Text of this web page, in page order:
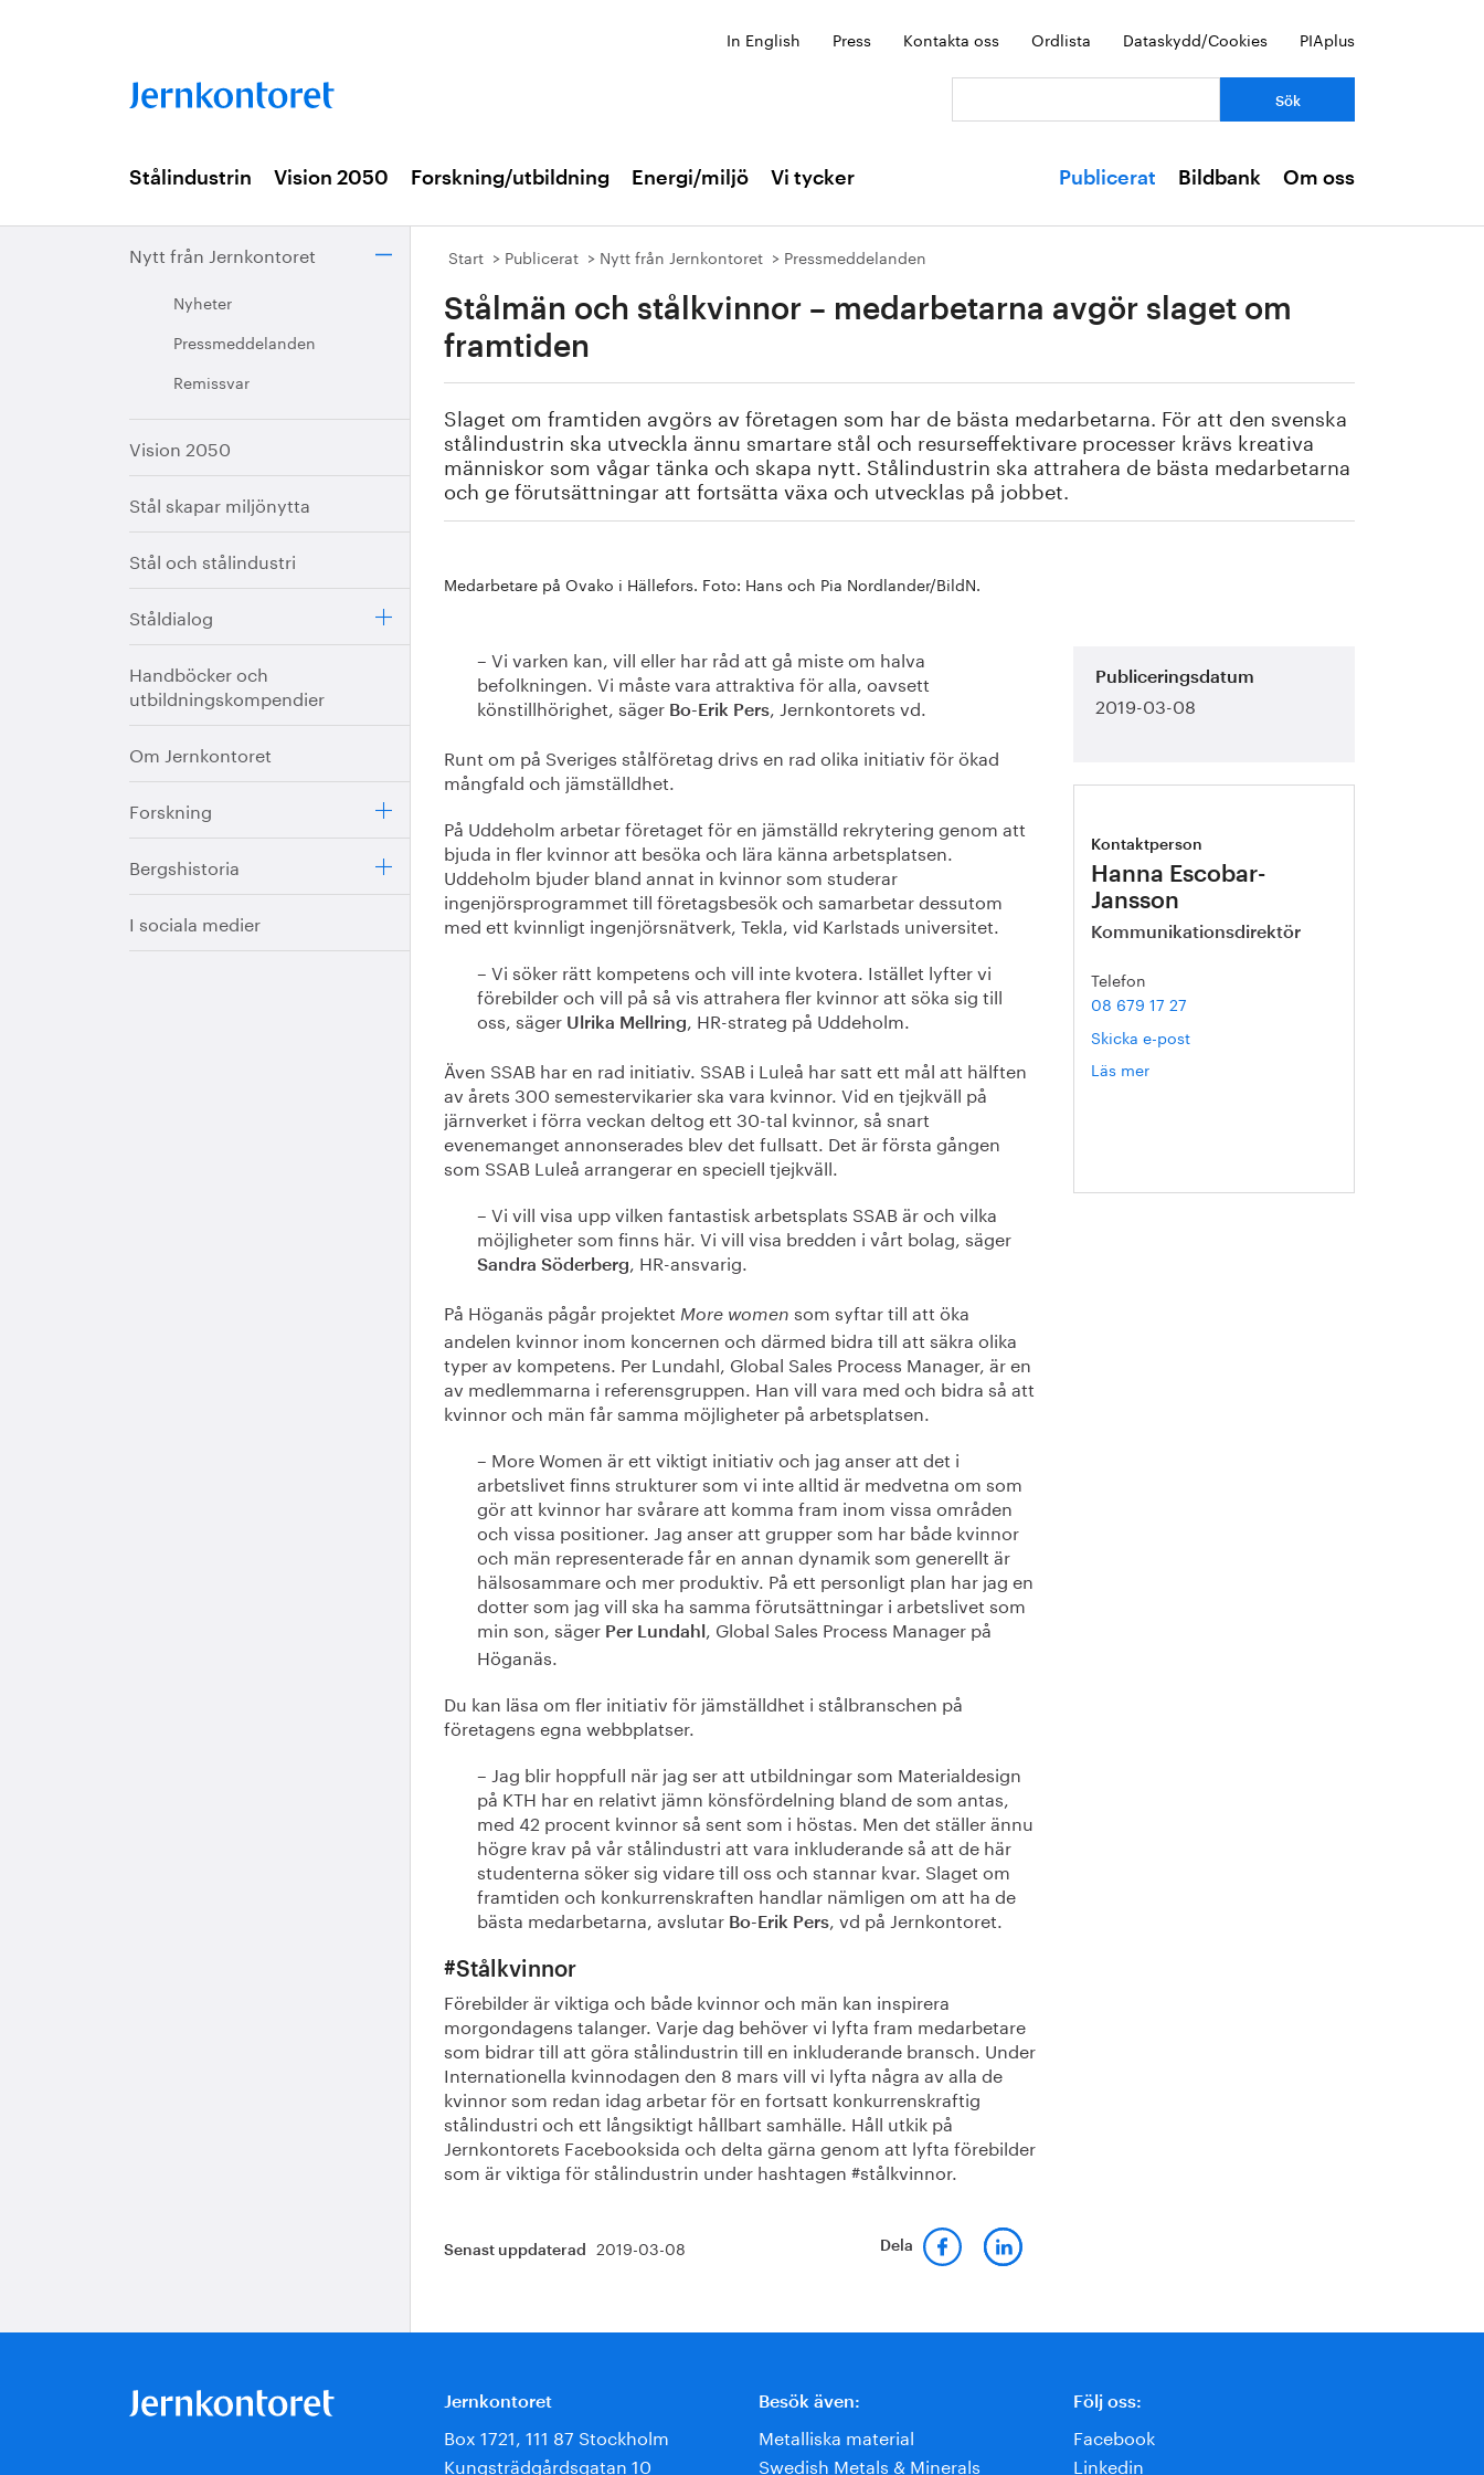
In English Press Kontakta oss Ordlista Dataskydd/Cookies PIAplus
Stålindustrin Vision 2050 Forskning/utbildning Energi/miljö Vi tycker Publicerat Bildbank Om oss
Nytt från Jernkontoret
Nyheter
Pressmeddelanden
Remissvar
Vision 2050
Stål skapar miljönytta
Stål och stålindustri
Ståldialog
Handböcker och
utbildningskompendier
Om Jernkontoret
Forskning
Bergshistoria
I sociala medier
Start Publicerat Nytt från Jernkontoret Pressmeddelanden
Stålmän och stålkvinnor – medarbetarna avgör slaget om
framtiden
Slaget om framtiden avgörs av företagen som har de bästa medarbetarna. För att den svenska
stålindustrin ska utveckla ännu smartare stål och resurseffektivare processer krävs kreativa
människor som vågar tänka och skapa nytt. Stålindustrin ska attrahera de bästa medarbetarna
och ge förutsättningar att fortsätta växa och utvecklas på jobbet.
Medarbetare på Ovako i Hällefors. Foto: Hans och Pia Nordlander/BildN.
– Vi varken kan, vill eller har råd att gå miste om halva
befolkningen. Vi måste vara attraktiva för alla, oavsett
könstillhörighet, säger Bo-Erik Pers, Jernkontorets vd.
Runt om på Sveriges stålföretag drivs en rad olika initiativ för ökad
mångfald och jämställdhet.
På Uddeholm arbetar företaget för en jämställd rekrytering genom att
bjuda in fler kvinnor att besöka och lära känna arbetsplatsen.
Uddeholm bjuder bland annat in kvinnor som studerar
ingenjörsprogrammet till företagsbesök och samarbetar dessutom
med ett kvinnligt ingenjörsnätverk, Tekla, vid Karlstads universitet.
– Vi söker rätt kompetens och vill inte kvotera. Istället lyfter vi
förebilder och vill på så vis attrahera fler kvinnor att söka sig till
oss, säger Ulrika Mellring, HR-strateg på Uddeholm.
Även SSAB har en rad initiativ. SSAB i Luleå har satt ett mål att hälften
av årets 300 semestervikarier ska vara kvinnor. Vid en tjejkväll på
järnverket i förra veckan deltog ett 30-tal kvinnor, så snart
evenemanget annonserades blev det fullsatt. Det är första gången
som SSAB Luleå arrangerar en speciell tjejkväll.
– Vi vill visa upp vilken fantastisk arbetsplats SSAB är och vilka
möjligheter som finns här. Vi vill visa bredden i vårt bolag, säger
Sandra Söderberg, HR-ansvarig.
På Höganäs pågår projektet More women som syftar till att öka
andelen kvinnor inom koncernen och därmed bidra till att säkra olika
typer av kompetens. Per Lundahl, Global Sales Process Manager, är en
av medlemmarna i referensgruppen. Han vill vara med och bidra så att
kvinnor och män får samma möjligheter på arbetsplatsen.
– More Women är ett viktigt initiativ och jag anser att det i
arbetslivet finns strukturer som vi inte alltid är medvetna om som
gör att kvinnor har svårare att komma fram inom vissa områden
och vissa positioner. Jag anser att grupper som har både kvinnor
och män representerade får en annan dynamik som generellt är
hälsosammare och mer produktiv. På ett personligt plan har jag en
dotter som jag vill ska ha samma förutsättningar i arbetslivet som
min son, säger Per Lundahl , Global Sales Process Manager på
Höganäs.
Du kan läsa om fler initiativ för jämställdhet i stålbranschen på
företagens egna webbplatser.
– Jag blir hoppfull när jag ser att utbildningar som Materialdesign
på KTH har en relativt jämn könsfördelning bland de som antas,
med 42 procent kvinnor så sent som i höstas. Men det ställer ännu
högre krav på vår stålindustri att vara inkluderande så att de här
studenterna söker sig vidare till oss och stannar kvar. Slaget om
framtiden och konkurrenskraften handlar nämligen om att ha de
bästa medarbetarna, avslutar Bo-Erik Pers, vd på Jernkontoret.
#Stålkvinnor
Förebilder är viktiga och både kvinnor och män kan inspirera
morgondagens talanger. Varje dag behöver vi lyfta fram medarbetare
som bidrar till att göra stålindustrin till en inkluderande bransch. Under
Internationella kvinnodagen den 8 mars vill vi lyfta några av alla de
kvinnor som redan idag arbetar för en fortsatt konkurrenskraftig
stålindustri och ett långsiktigt hållbart samhälle. Håll utkik på
Jernkontorets Facebooksida och delta gärna genom att lyfta förebilder
som är viktiga för stålindustrin under hashtagen #stålkvinnor.
Senast uppdaterad 2019-03-08 Dela
Publiceringsdatum
2019-03-08
Kontaktperson
Hanna Escobar-
Jansson
Kommunikationsdirektör
Telefon
08 679 17 27
Skicka e-post
Läs mer
Jernkontoret
Box 1721, 111 87 Stockholm
Kungsträdgårdsgatan 10
Besök även:
Metalliska material
Swedish Metals & Minerals
Följ oss:
Facebook
Linkedin